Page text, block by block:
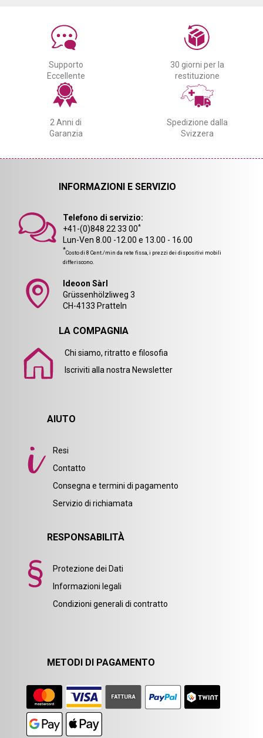
Supporto
Eccellente
30 giorni per la
restituzione
2 Anni di
Garanzia
Spedizione dalla
Svizzera
INFORMAZIONI E SERVIZIO
Telefono di servizio:
+41-(0)848 22 33 00*
Lun-Ven 8.00 -12.00 e 13.00 - 16.00
*Costo di 8 Cent./min da rete fissa, i prezzi dei dispositivi mobili
differiscono.
Ideoon Sàrl
Grüssenhölzliweg 3
CH-4133 Pratteln
LA COMPAGNIA
Chi siamo, ritratto e filosofia
Iscriviti alla nostra Newsletter
AIUTO
Resi
Contatto
Consegna e termini di pagamento
Servizio di richiamata
RESPONSABILITÀ
Protezione dei Dati
Informazioni legali
Condizioni generali di contratto
METODI DI PAGAMENTO